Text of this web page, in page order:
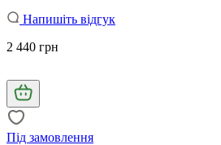
Напишіть відгук
2 440 грн
Під замовлення